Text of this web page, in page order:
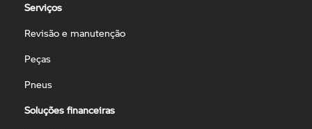
Serviços
Revisão e manutenção
Peças
Pneus
Soluções financeiras